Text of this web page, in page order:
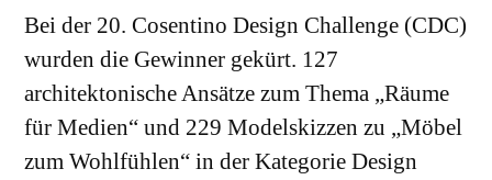
Bei der 20. Cosentino Design Challenge (CDC)
wurden die Gewinner gekürt. 127
architektonische Ansätze zum Thema „Räume
für Medien“ und 229 Modelskizzen zu „Möbel
zum Wohlfühlen“ in der Kategorie Design